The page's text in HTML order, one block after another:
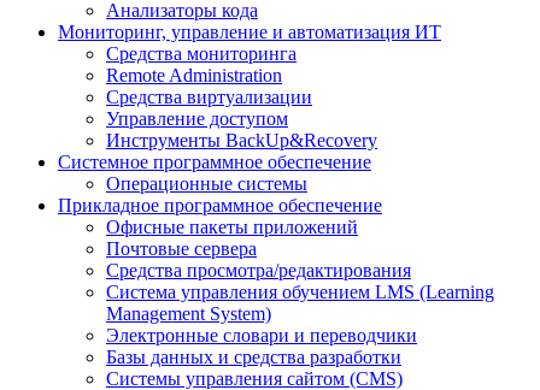
Анализаторы кода
Мониторинг, управление и автоматизация ИТ
Средства мониторинга
Remote Administration
Средства виртуализации
Управление доступом
Инструменты BackUp&Recovery
Системное программное обеспечение
Операционные системы
Прикладное программное обеспечение
Офисные пакеты приложений
Почтовые сервера
Средства просмотра/редактирования
Система управления обучением LMS (Learning
Management System)
Электронные словари и переводчики
Базы данных и средства разработки
Системы управления сайтом (CMS)